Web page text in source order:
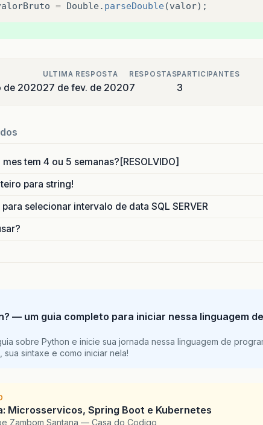
= Double. parseDouble(valor);
de 2020
ULTIMA RESPOSTA
27 de fev. de 2020
RESPOSTAS
7
PARTICIPANTES
3
tem 4 ou 5 semanas?[RESOLVIDO]
para string!
selecionar intervalo de data SQL SERVER
— um guia completo para iniciar nessa linguagem de
sobre Python e inicie sua jornada nessa linguagem de
sintaxe e como iniciar nela!
Microsservicos, Spring Boot e Kubernetes
Zambom Santana — Casa do Codigo